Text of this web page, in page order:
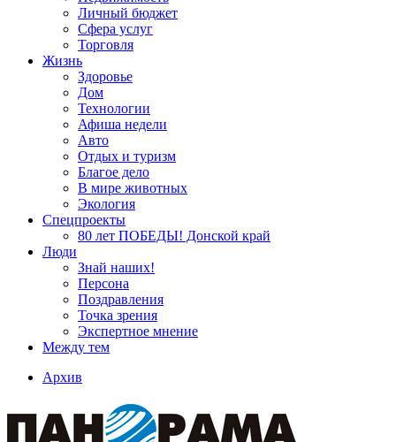
Личный бюджет
Сфера услуг
Торговля
Жизнь
Здоровье
Дом
Технологии
Афиша недели
Авто
Отдых и туризм
Благое дело
В мире животных
Экология
Спецпроекты
80 лет ПОБЕДЫ! Донской край
Люди
Знай наших!
Персона
Поздравления
Точка зрения
Экспертное мнение
Между тем
Архив